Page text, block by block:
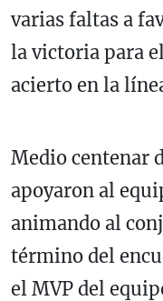
varias faltas a
la victoria para
acierto en la
Medio centenar
apoyaron al
animando al
término del
el MVP del